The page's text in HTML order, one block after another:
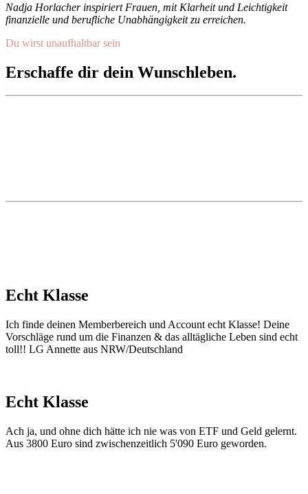
Nadja Horlacher inspiriert Frauen, mit Klarheit und Leichtigkeit
finanzielle und berufliche Unabhängigkeit zu erreichen.
Du wirst unaufhaltbar sein
Erschaffe dir dein Wunschleben.
Echt Klasse
Ich finde deinen Memberbereich und Account echt Klasse! Deine
Vorschläge rund um die Finanzen & das alltägliche Leben sind echt
toll!! LG Annette aus NRW/Deutschland
Echt Klasse
Ach ja, und ohne dich hätte ich nie was von ETF und Geld gelernt.
Aus 3800 Euro sind zwischenzeitlich 5'090 Euro geworden.